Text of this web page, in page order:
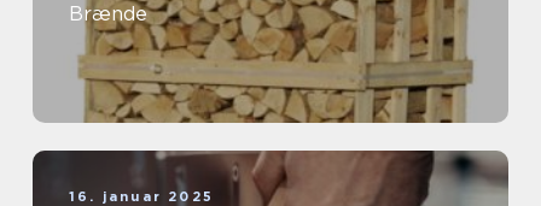
Brænde
16. januar 2025